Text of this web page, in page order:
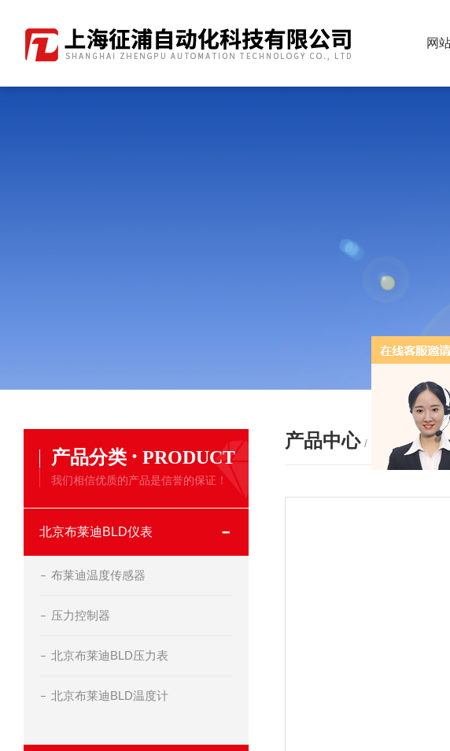
网
产品中心 / PRODUCTS
产品分类 · PRODUCT
我们相信优质的产品是信誉的保证！
北京布莱迪BLD仪表
布莱迪温度传感器
压力控制器
北京布莱迪BLD压力表
北京布莱迪BLD温度计